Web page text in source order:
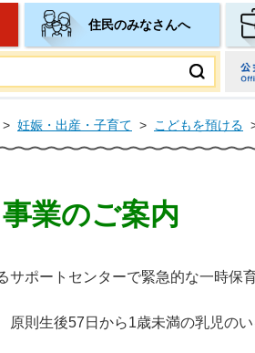
住民のみなさんへ
> 妊娠・出産・子育て > こどもを預ける
業のご案内
ポートセンターで緊急的な一時保
則生後57日から1歳未満の乳児のい